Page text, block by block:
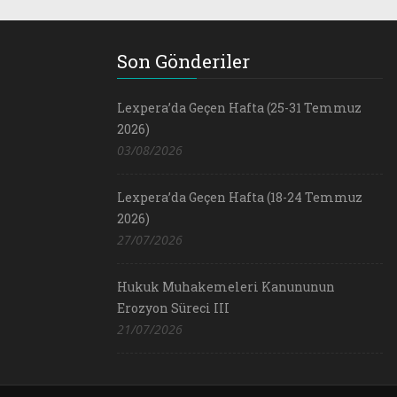
Son Gönderiler
Lexpera’da Geçen Hafta (25-31 Temmuz
2026)
03/08/2026
Lexpera’da Geçen Hafta (18-24 Temmuz
2026)
27/07/2026
Hukuk Muhakemeleri Kanununun
Erozyon Süreci III
21/07/2026